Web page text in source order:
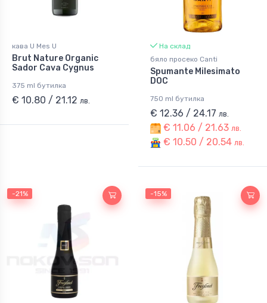
кава U Mes U
Brut Nature Organic
Sador Cava Cygnus
375 ml бутилка
€ 10.80 / 21.12 лв.
На склад
бяло просеко Canti
Spumante Milesimato
DOC
750 ml бутилка
€ 12.36 / 24.17 лв.
€ 11.06 / 21.63 лв.
€ 10.50 / 20.54 лв.
-21% -15%